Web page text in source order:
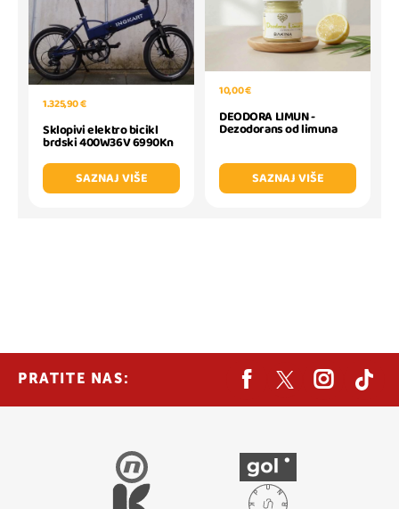
1.325,90 €
Sklopivi elektro bicikl
brdski 400W36V 6990Kn
SAZNAJ VIŠE
10,00 €
DEODORA LIMUN -
Dezodorans od limuna
SAZNAJ VIŠE
PRATITE NAS: